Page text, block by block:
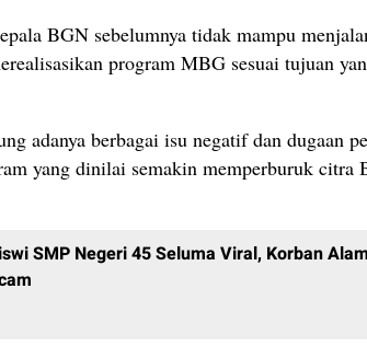
BGN sebelumnya tidak mampu
program MBG sesuai tujuan
adanya berbagai isu negatif dan dugaan
yang dinilai semakin memperburuk citra
SMP Negeri 45 Seluma Viral, Korban